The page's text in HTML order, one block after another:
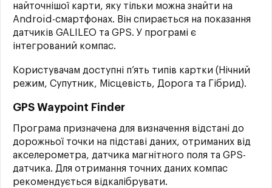
найточнішої карти, яку тільки можна знайти на
Android-смартфонах. Він спирається на показання
датчиків GALILEO та GPS. У програмі є
інтегрований компас.
Користувачам доступні п’ять типів картки (Нічний
режим, Супутник, Місцевість, Дорога та Гібрид).
GPS Waypoint Finder
Програма призначена для визначення відстані до
дорожньої точки на підставі даних, отриманих від
акселерометра, датчика магнітного поля та GPS-
датчика. Для отримання точних даних компас
рекомендується відкалібрувати.